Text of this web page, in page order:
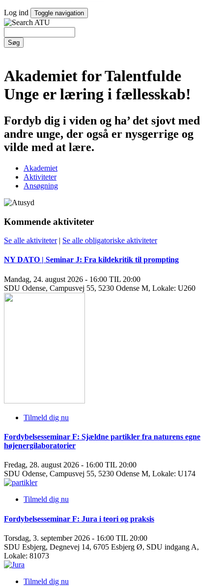
Log ind Toggle navigation
Akademiet for Talentfulde
Unge er læring i fællesskab!
Fordyb dig i viden og ha’ det sjovt med
andre unge, der også er nysgerrige og
vilde med at lære.
Akademiet
Aktiviteter
Ansøgning
Kommende aktiviteter
Se alle aktiviteter| Se alle obligatoriske aktiviteter
NY DATO | Seminar J: Fra kildekritik til prompting
Mandag, 24. august 2026 - 16:00 TIL 20:00
SDU Odense, Campusvej 55, 5230 Odense M, Lokale: U260
Tilmeld dig nu
Fordybelsesseminar F: Sjældne partikler fra naturens egne
højenergilaboratorier
Fredag, 28. august 2026 - 16:00 TIL 20:00
SDU Odense, Campusvej 55, 5230 Odense M, Lokale: U174
Tilmeld dig nu
Fordybelsesseminar F: Jura i teori og praksis
Torsdag, 3. september 2026 - 16:00 TIL 20:00
SDU Esbjerg, Degnevej 14, 6705 Esbjerg Ø, SDU indgang A,
Lokale: 81073
Tilmeld dig nu